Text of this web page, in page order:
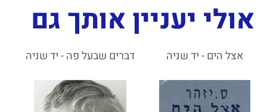
אולי יעניין אותך גם
אצל הים - יד שניה דברים שבעל פה - יד שניה